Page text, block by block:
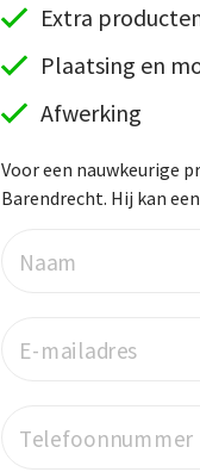
Extra
Plaatsing en
Afwerking
Voor een nauwkeurige
Barendrecht. Hij kan
Naam
E-mailadres
Telefoonnummer